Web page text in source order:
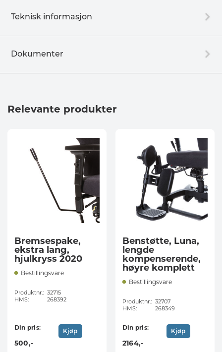
Teknisk informasjon
Dokumenter
Relevante produkter
Bremsespake,
ekstra lang,
hjulkryss 2020
Bestillingsvare
Produktnr.: 32715
HMS:
268392
Din pris:
500,-
Kjøp
Benstøtte, Luna,
lengde
kompenserende,
høyre komplett
Bestillingsvare
Produktnr.: 32707
HMS:
268349
Din pris:
2164,-
Kjøp